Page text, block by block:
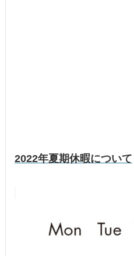
2022年夏期休暇について